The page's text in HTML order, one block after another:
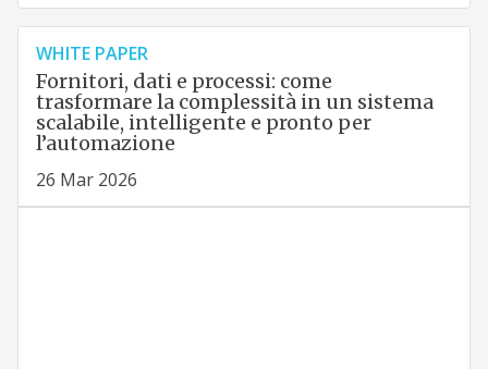
WHITE PAPER
Fornitori, dati e processi: come
trasformare la complessità in un sistema
scalabile, intelligente e pronto per
l’automazione
26 Mar 2026